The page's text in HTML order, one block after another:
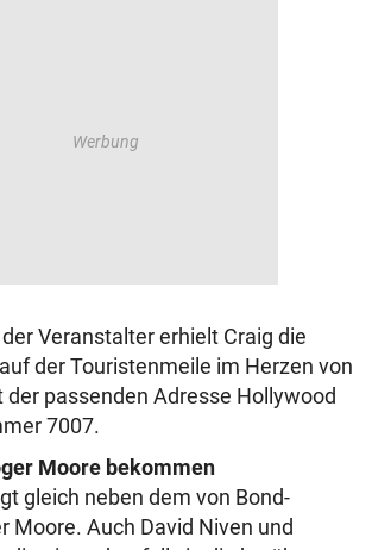
Veranstalter erhielt Craig die
der Touristenmeile im Herzen von
der passenden Adresse Hollywood
7007.
Moore bekommen
gleich neben dem von Bond-
Moore. Auch David Niven und